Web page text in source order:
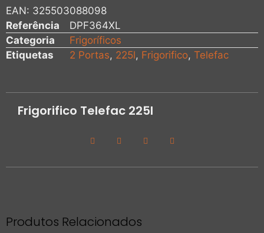
EAN: 325503088098
Referência
DPF364XL
Categoria
Frigoríficos
Etiquetas
2 Portas, 225l, Frigorifico, Telefac
Frigorifico Telefac 225l
Produtos Relacionados